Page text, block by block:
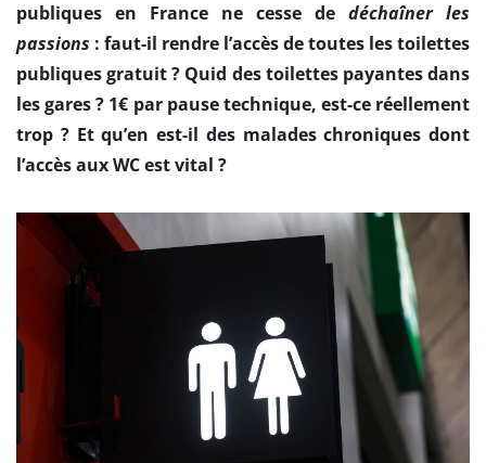
publiques en France ne cesse de déchaîner les
passions : faut-il rendre l’accès de toutes les toilettes
publiques gratuit ? Quid des toilettes payantes dans
les gares ? 1€ par pause technique, est-ce réellement
trop ? Et qu’en est-il des malades chroniques dont
l’accès aux WC est vital ?